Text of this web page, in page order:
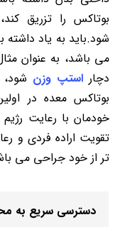
بوتاکس را تزریق
شود.باید به یاد
می باشد، به عنوان
دچار استپ وزن
بوتاکس معده در
خودمان با رعایت رژیم
تقویت اراده فردی و
تر از خود جراحی می
دسترسی سریع به